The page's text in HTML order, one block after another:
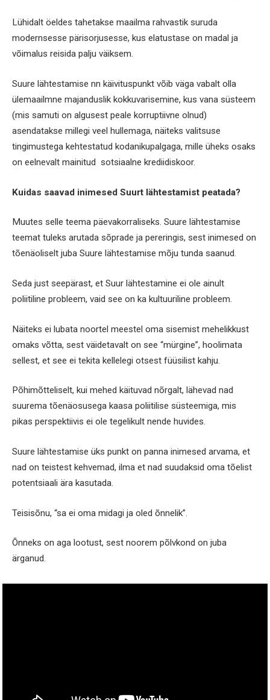
Lühidalt öeldes tahetakse maailma rahvastik suruda
modernsesse pärisorjusesse, kus elatustase on madal ja
võimalus reisida palju väiksem.
Suure lähtestamise nn käivituspunkt võib väga vabalt olla
ülemaailmne majanduslik kokkuvarisemine, kus vana süsteem
(mis samuti on algusest peale korruptiivne olnud)
asendatakse millegi veel hullemaga, näiteks valitsuse
tingimustega kehtestatud kodanikupalgaga, mille üheks osaks
on eelnevalt mainitud sotsiaalne krediidiskoor.
Kuidas saavad inimesed Suurt lähtestamist peatada?
Muutes selle teema päevakorraliseks. Suure lähtestamise
teemat tuleks arutada sõprade ja pereringis, sest inimesed on
tõenäoliselt juba Suure lähtestamise mõju tunda saanud.
Seda just seepärast, et Suur lähtestamine ei ole ainult
poliitiline probleem, vaid see on ka kultuuriline probleem.
Näiteks ei lubata noortel meestel oma sisemist mehelikkust
omaks võtta, sest väidetavalt on see “mürgine”, hoolimata
sellest, et see ei tekita kellelegi otsest füüsilist kahju.
Põhimõtteliselt, kui mehed käituvad nõrgalt, lähevad nad
suurema tõenäosusega kaasa poliitilise süsteemiga, mis
pikas perspektiivis ei ole tegelikult nende huvides.
Suure lähtestamise üks punkt on panna inimesed arvama, et
nad on teistest kehvemad, ilma et nad suudaksid oma tõelist
potentsiaali ära kasutada.
Teisisõnu, “sa ei oma midagi ja oled õnnelik”.
Õnneks on aga lootust, sest noorem põlvkond on juba
ärganud.